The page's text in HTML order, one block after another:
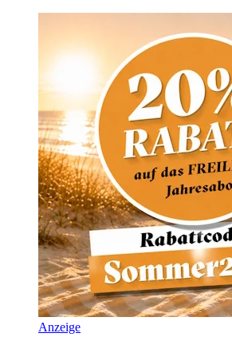
Anzeige